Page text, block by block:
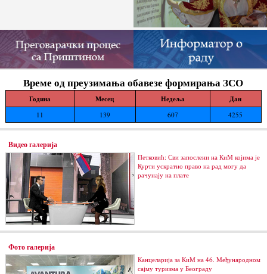
Време од преузимања обавезе формирања ЗСО
Година Месец Недеља Дан
11 139 607 4255
Видео галерија
Петковић: Сви запослени на КиМ којима је
Курти ускратио право на рад могу да
рачунају на плате
Фото галерија
Канцеларија за КиМ на 46. Међународном
сајму туризма у Београду